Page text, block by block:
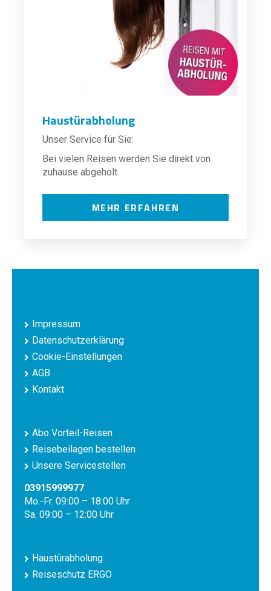
Haustürabholung
Unser Service für Sie:
Bei vielen Reisen werden Sie direkt von
zuhause abgeholt.
MEHR ERFAHREN
Impressum
Datenschutzerklärung
Cookie-Einstellungen
AGB
Kontakt
Abo Vorteil-Reisen
Reisebeilagen bestellen
Unsere Servicestellen
03915999977
Mo.-Fr. 09:00 – 18:00 Uhr
Sa. 09:00 – 12:00 Uhr
Haustürabholung
Reiseschutz ERGO